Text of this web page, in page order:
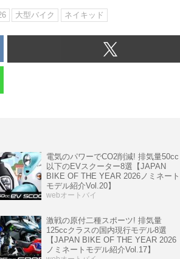
大型バイク ネイキッド
電気のパワーでCO2削減! 排気量50cc
以下のEVスクーター8選【JAPAN
BIKE OF THE YEAR 2026ノミネート
モデル紹介Vol.20】
webオートバイ
激戦の原付二種スポーツ! 排気量
125ccクラスの国内現行モデル8選
【JAPAN BIKE OF THE YEAR 2026
ノミネートモデル紹介Vol.17】